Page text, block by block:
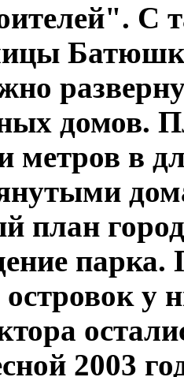
С
домов.
метров в
план
у
2003